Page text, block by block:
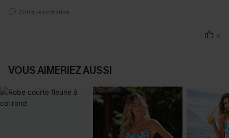
Critique Incitative
0
VOUS AIMERIEZ AUSSI